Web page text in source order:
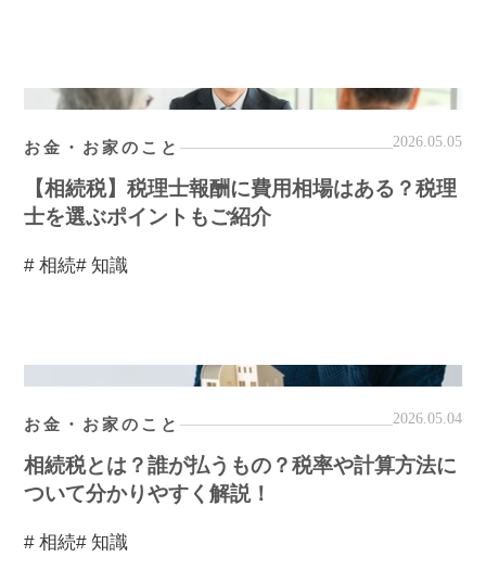
お金・お家のこと 2026.05.05
【相続税】税理士報酬に費用相場はある？税理
士を選ぶポイントもご紹介
# 相続# 知識
お金・お家のこと 2026.05.04
相続税とは？誰が払うもの？税率や計算方法に
ついて分かりやすく解説！
# 相続# 知識